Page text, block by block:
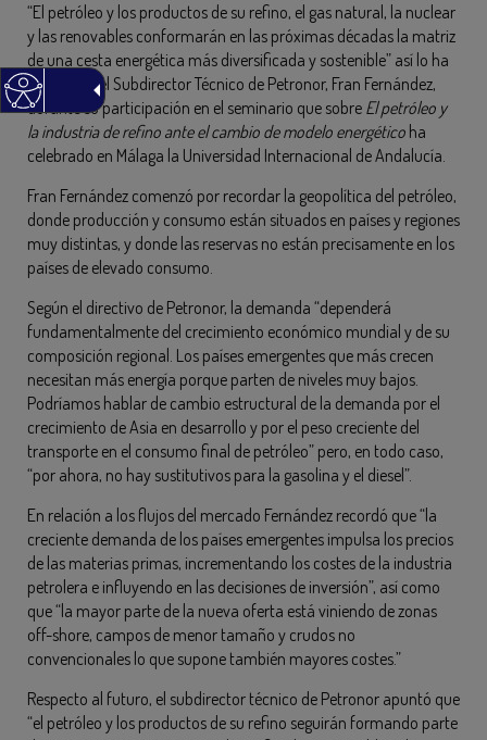
“El petróleo y los productos de su refino, el gas natural, la nuclear
y las renovables conformarán en las próximas décadas la matriz
de una cesta energética más diversificada y sostenible” así lo ha
manifestó el Subdirector Técnico de Petronor, Fran Fernández,
durante su participación en el seminario que sobre El petróleo y
la industria de refino ante el cambio de modelo energético ha
celebrado en Málaga la Universidad Internacional de Andalucía.
Fran Fernández comenzó por recordar la geopolítica del petróleo,
donde producción y consumo están situados en países y regiones
muy distintas, y donde las reservas no están precisamente en los
países de elevado consumo.
Según el directivo de Petronor, la demanda “dependerá
fundamentalmente del crecimiento económico mundial y de su
composición regional. Los países emergentes que más crecen
necesitan más energía porque parten de niveles muy bajos.
Podríamos hablar de cambio estructural de la demanda por el
crecimiento de Asia en desarrollo y por el peso creciente del
transporte en el consumo final de petróleo” pero, en todo caso,
“por ahora, no hay sustitutivos para la gasolina y el diesel”.
En relación a los flujos del mercado Fernández recordó que “la
creciente demanda de los países emergentes impulsa los precios
de las materias primas, incrementando los costes de la industria
petrolera e influyendo en las decisiones de inversión”, así como
que “la mayor parte de la nueva oferta está viniendo de zonas
off-shore, campos de menor tamaño y crudos no
convencionales lo que supone también mayores costes.”
Respecto al futuro, el subdirector técnico de Petronor apuntó que
“el petróleo y los productos de su refino seguirán formando parte